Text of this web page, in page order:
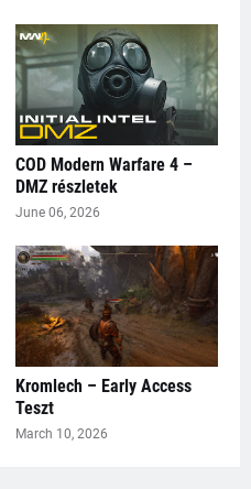
COD Modern Warfare 4 –
DMZ részletek
June 06, 2026
Kromlech – Early Access
Teszt
March 10, 2026